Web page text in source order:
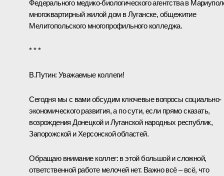
Федерального медико-биологического агентства в
многоквартирный жилой дом в Луганске, общежитие
Мелитопольского многопрофильного колледжа.
* * *
В.Путин: Уважаемые коллеги!
Сегодня мы с вами обсудим ключевые вопросы социально-
экономического развития, а по сути, если прямо сказать,
возрождения Донецкой и Луганской народных республик,
Запорожской и Херсонской областей.
Обращаю внимание коллег: в этой большой и сложной,
ответственной работе мелочей нет. Важно всё – всё, что